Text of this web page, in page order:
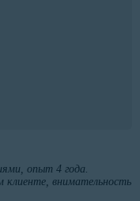
опыт 4 года.
клиенте, внимательность